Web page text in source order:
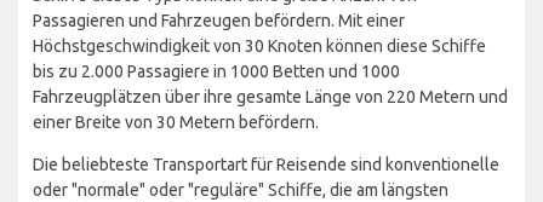
Passagieren und Fahrzeugen befördern. Mit einer
Höchstgeschwindigkeit von 30 Knoten können diese Schiffe
bis zu 2.000 Passagiere in 1000 Betten und 1000
Fahrzeugplätzen über ihre gesamte Länge von 220 Metern und
einer Breite von 30 Metern befördern.
Die beliebteste Transportart für Reisende sind konventionelle
oder "normale" oder "reguläre" Schiffe, die am längsten